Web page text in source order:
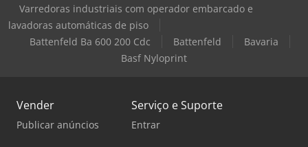
Varredoras industriais com operador embarcado e
lavadoras automáticas de piso
Battenfeld Ba 600 200 Cdc
Battenfeld
Bavaria
Basf Nyloprint
Vender
Publicar anúncios
Serviço e Suporte
Entrar